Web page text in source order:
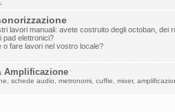
6:45 pm
Grande Mr. Tagliatella!
8:06 am
primo amore non si
lavori manuali: avete costruito degli octoban, dei
pad elettronici?
o fare lavori nel vostro locale?
Amplificazione
schede audio, metronomi, cuffie, mixer,